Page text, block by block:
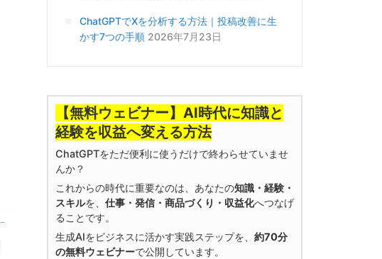
ChatGPTでXを分析する方法｜投稿改善に生
かす7つの手順 2026年7月23日
【無料ウェビナー】AI時代に知識と
経験を収益へ変える方法
ChatGPTをただ便利に使うだけで終わらせていませ
んか？
これからの時代に重要なのは、あなたの知識・経験・
スキルを、 仕事・発信・商品づくり・収益化へつなげ
ることです。
生成AIをビジネスに活かす実践ステップを、 約70分
の無料ウェビナーで公開しています。